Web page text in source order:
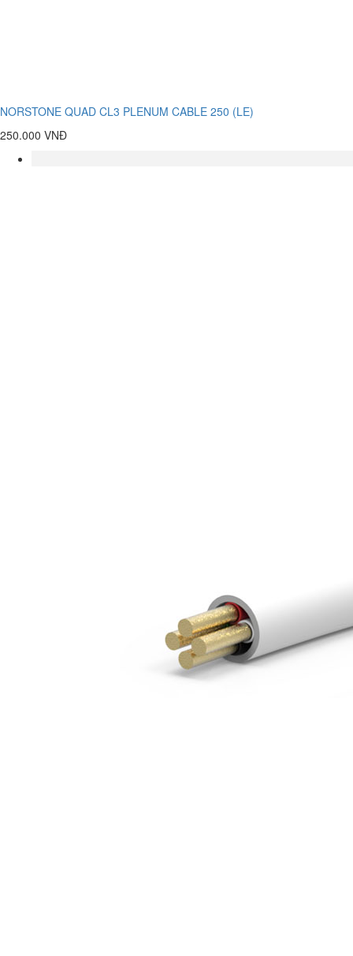
NORSTONE QUAD CL3 PLENUM CABLE 250 (LE)
250.000 VNĐ